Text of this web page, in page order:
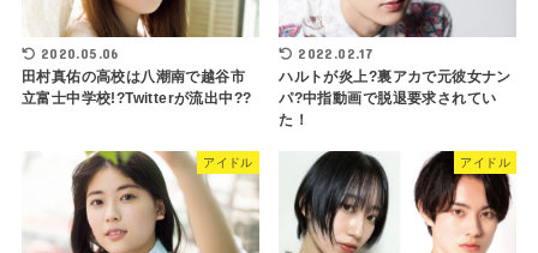
2020.05.06
田村真佑の高校は八潮南で越谷市
立富士中学校!?Twitterが流出中??
2022.02.17
ハルトが炎上?裏アカで元彼女ナン
パ?中指動画で脱退要求されてい
た！
アイドル アイドル